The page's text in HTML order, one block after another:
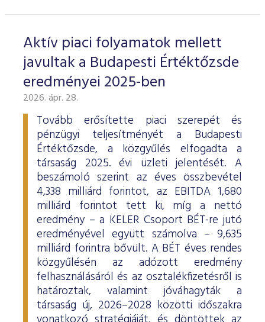
Aktív piaci folyamatok mellett
javultak a Budapesti Értéktőzsde
eredményei 2025-ben
2026. ápr. 28.
Tovább erősítette piaci szerepét és
pénzügyi teljesítményét a Budapesti
Értéktőzsde, a közgyűlés elfogadta a
társaság 2025. évi üzleti jelentését. A
beszámoló szerint az éves összbevétel
4,338 milliárd forintot, az EBITDA 1,680
milliárd forintot tett ki, míg a nettó
eredmény – a KELER Csoport BÉT-re jutó
eredményével együtt számolva – 9,635
milliárd forintra bővült. A BÉT éves rendes
közgyűlésén az adózott eredmény
felhasználásáról és az osztalékfizetésről is
határoztak, valamint jóváhagyták a
társaság új, 2026–2028 közötti időszakra